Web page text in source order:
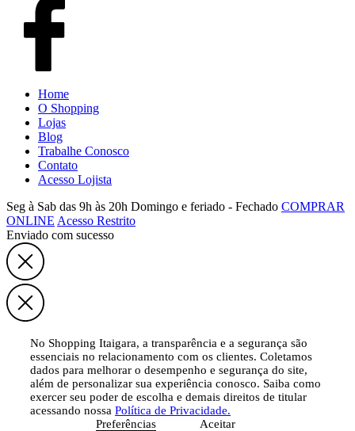
Home
O Shopping
Lojas
Blog
Trabalhe Conosco
Contato
Acesso Lojista
Seg à Sab das 9h às 20h Domingo e feriado - Fechado COMPRAR
ONLINE Acesso Restrito
Enviado com sucesso
No Shopping Itaigara, a transparência e a segurança são
essenciais no relacionamento com os clientes. Coletamos
dados para melhorar o desempenho e segurança do site,
além de personalizar sua experiência conosco. Saiba como
exercer seu poder de escolha e demais direitos de titular
acessando nossa Política de Privacidade.
Preferências
Aceitar